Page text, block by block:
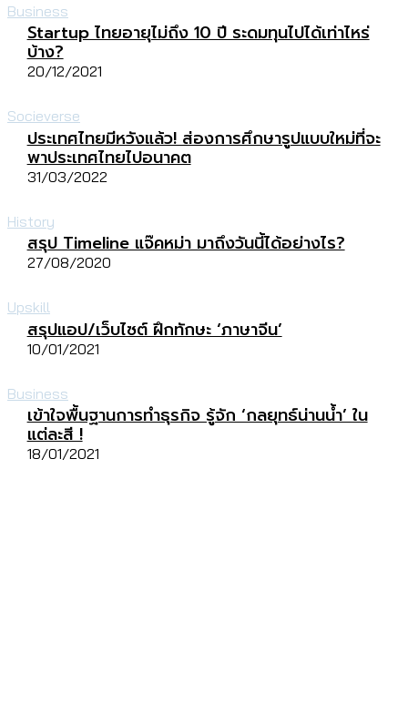
Business
Startup ไทยอายุไม่ถึง 10 ปี ระดมทุนไปได้เท่าไหร่
บ้าง?
20/12/2021
Socieverse
ประเทศไทยมีหวังแล้ว! ส่องการศึกษารูปแบบใหม่ที่จะ
พาประเทศไทยไปอนาคต
31/03/2022
History
สรุป Timeline แจ๊คหม่า มาถึงวันนี้ได้อย่างไร?
27/08/2020
Upskill
สรุปแอป/เว็บไซต์ ฝึกทักษะ ‘ภาษาจีน’
10/01/2021
Business
เข้าใจพื้นฐานการทำธุรกิจ รู้จัก ‘กลยุทธ์น่านน้ำ’ ใน
แต่ละสี !
18/01/2021